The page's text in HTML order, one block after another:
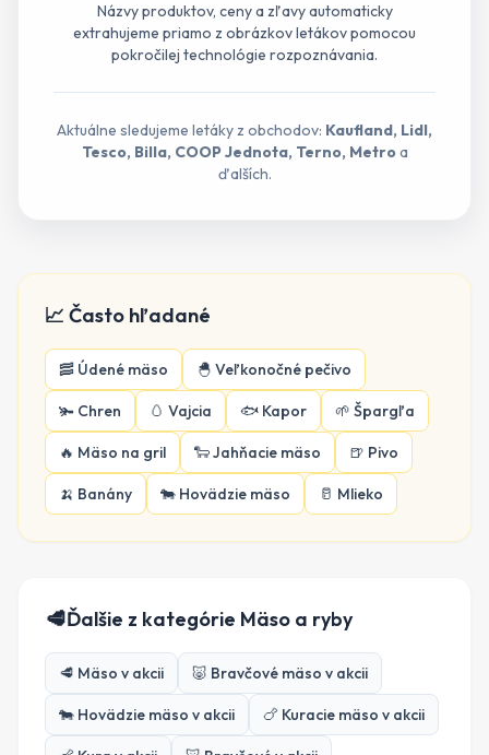
Názvy produktov, ceny a zľavy automaticky
extrahujeme priamo z obrázkov letákov pomocou
pokročilej technológie rozpoznávania.
Aktuálne sledujeme letáky z obchodov: Kaufland, Lidl,
Tesco, Billa, COOP Jednota, Terno, Metroa
ďalších.
📈 Často hľadané
🥓 Údené mäso 🐣 Veľkonočné pečivo
🫚 Chren 🥚 Vajcia 🐟 Kapor 🌱 Špargľa
🔥 Mäso na gril 🐑Jahňacie mäso 🍺 Pivo
🍌 Banány 🐄 Hovädzie mäso 🥛 Mlieko
🥩Ďalšie z kategórie Mäso a ryby
🥩 Mäso v akcii 🐷 Bravčové mäso v akcii
🐄 Hovädzie mäso v akcii 🍗 Kuracie mäso v akcii